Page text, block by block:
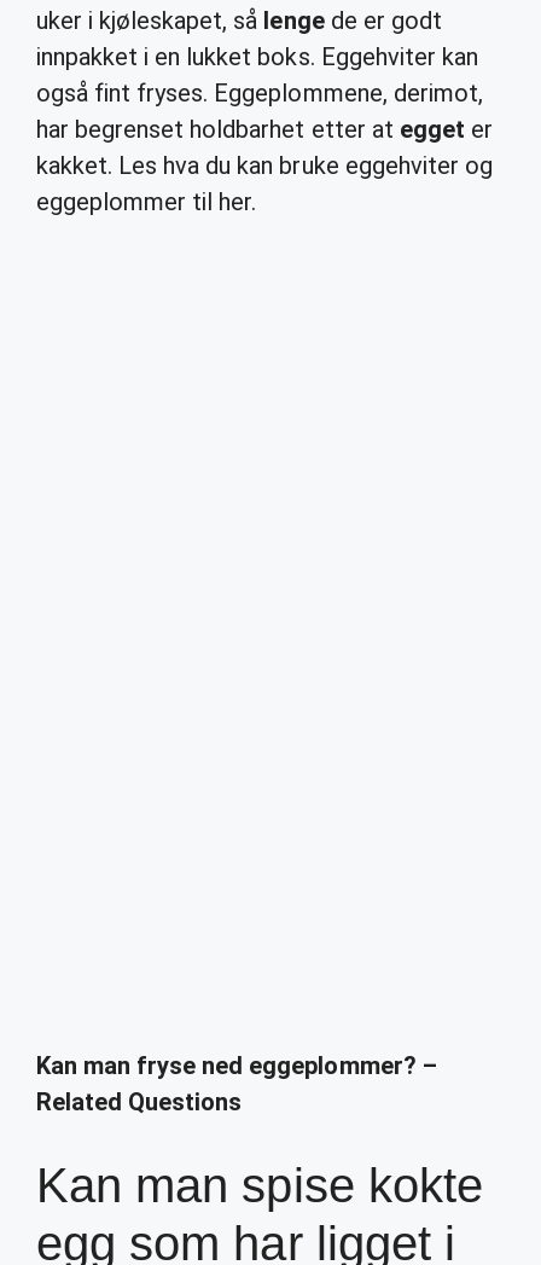
uker i kjøleskapet, så lengede er godt
innpakket i en lukket boks. Eggehviter kan
også fint fryses. Eggeplommene, derimot,
har begrenset holdbarhet etter at egget er
kakket. Les hva du kan bruke eggehviter og
eggeplommer til her.
Kan man fryse ned eggeplommer? –
Related Questions
Kan man spise kokte
egg som har ligget i